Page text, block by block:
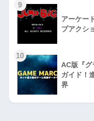
9
アーケー
プアクシ
10
AC版『
ガイド！
界